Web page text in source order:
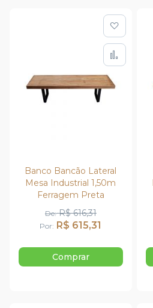
Banco Bancão Lateral
Mesa Industrial 1,50m
Ferragem Preta
Por R$ 615,31
De R$ 616,31
Comprar